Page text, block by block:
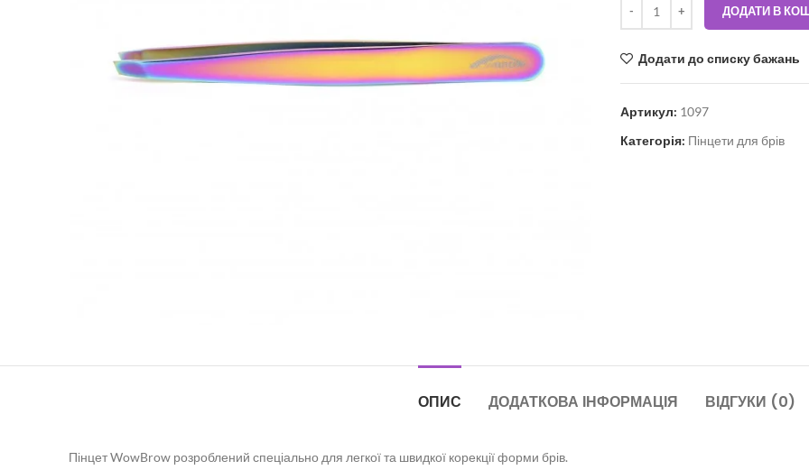
ДОДАТИ В
Додати до списку бажань
Артикул: 1097
Категорія: Пінцети для брів
ОПИС ДОДАТКОВА ІНФОРМАЦІЯ ВІДГУКИ (0)
Пінцет WowBrow розроблений спеціально для легкої та швидкої корекції форми брів.